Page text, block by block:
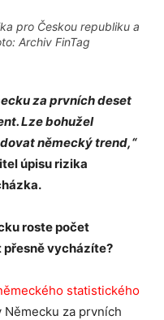
pro Českou republiku a
Archiv FinTag
za prvních deset
Lze bohužel
německý trend,“
úpisu rizika
roste počet
vycházíte?
statistického
za prvních